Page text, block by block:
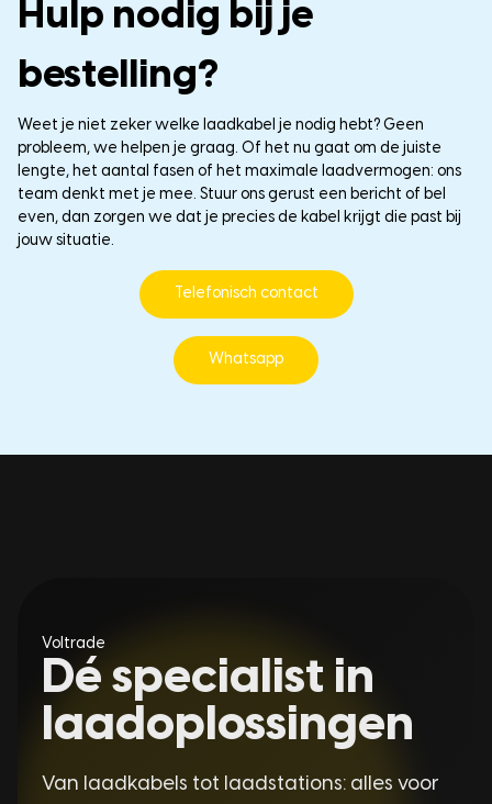
Hulp nodig bij je
bestelling?
Weet je niet zeker welke laadkabel je nodig hebt? Geen
probleem, we helpen je graag. Of het nu gaat om de juiste
lengte, het aantal fasen of het maximale laadvermogen: ons
team denkt met je mee. Stuur ons gerust een bericht of bel
even, dan zorgen we dat je precies de kabel krijgt die past bij
jouw situatie.
Telefonisch contact
Whatsapp
Voltrade
Dé specialist in
laadoplossingen
Van laadkabels tot laadstations: alles voor